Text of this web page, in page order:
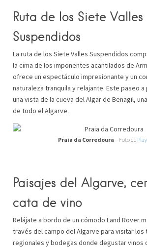
Ruta de los Siete Valles
Suspendidos
La ruta de los Siete Valles Suspendidos
la cima de los imponentes acantilados de
ofrece un espectáculo impresionante y un
naturaleza tranquila y relajante. Este paseo
una vista de la cueva del Algar de Benagil,
de todo el Algarve.
Praia da Corredoura – Foto de
Paisajes del Algarve,
cata de vino
Relájate a bordo de un cómodo Land Rover
través del campo del Algarve para visitar los
regionales y bodegas donde degustar vinos